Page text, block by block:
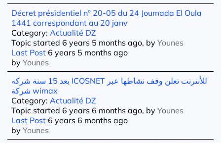
Décret présidentiel n° 20-05 du 24 Joumada El Oula
1441 correspondant au 20 janv
Category: Actualité DZ
Topic started 6 years 5 months ago, by Younes
Last Post 6 years 5 months ago
by Younes
بعد 15 سنة شركة ICOSNET للأنترنت تعلن وقف نشاطها عبر
شركة wimax
Category: Actualité DZ
Topic started 6 years 6 months ago, by Younes
Last Post 6 years 6 months ago
by Younes